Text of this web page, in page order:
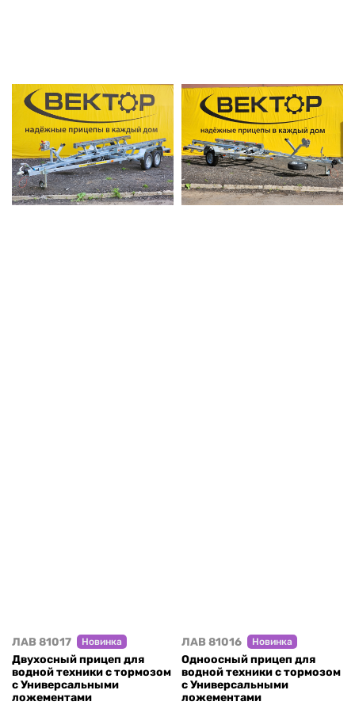
ЛАВ 81017 Новинка
Двухосный прицеп для
водной техники с тормозом
с Универсальными
ложементами
ЛАВ 81016 Новинка
Одноосный прицеп для
водной техники с тормозом
с Универсальными
ложементами